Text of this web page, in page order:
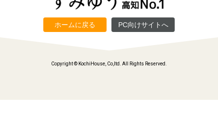
ホームに戻る PC向けサイトへ
Copyright © KochiHouse, Co,ltd. All Rights Reserved.